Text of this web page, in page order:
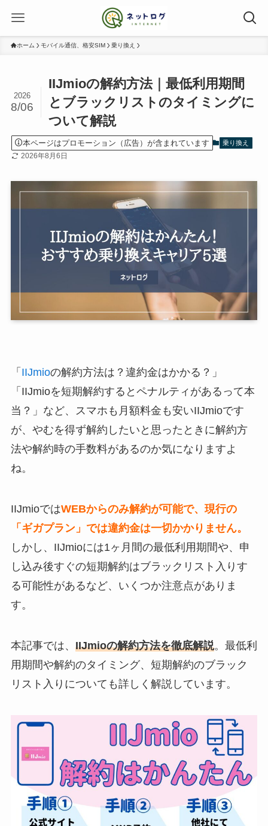
ホーム モバイル通信、格安SIM 乗り換え
IIJmioの解約方法｜最低利用期間
とブラックリストのタイミングに
ついて解説
2026
8/06
本ページはプロモーション（広告）が含まれています 乗り換え
2026年8月6日
「 IIJmioの解約方法は？違約金はかかる？」
「IIJmioを短期解約するとペナルティがあるって本
当？」など、スマホも月額料金も安いIIJmioです
が、やむを得ず解約したいと思ったときに解約方
法や解約時の手数料があるのか気になりますよ
ね。
IIJmioではWEBからのみ解約が可能で、現行の
「ギガプラン」では違約金は一切かかりません。
しかし、IIJmioには1ヶ月間の最低利用期間や、申
し込み後すぐの短期解約はブラックリスト入りす
る可能性があるなど、いくつか注意点がありま
す。
本記事では、 IIJmioの解約方法を徹底解説。最低利
用期間や解約のタイミング、短期解約のブラック
リスト入りについても詳しく解説しています。